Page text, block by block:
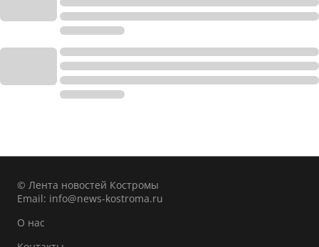
© Лента новостей Костромы
Email: info@news-kostroma.ru
О нас